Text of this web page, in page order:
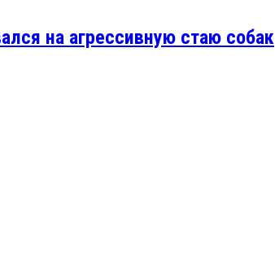
на агрессивную стаю собак